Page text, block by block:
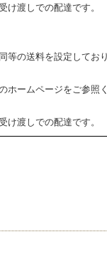
け渡しでの配達です。
等の送料を設定してお
ホームページをご参照
け渡しでの配達です。